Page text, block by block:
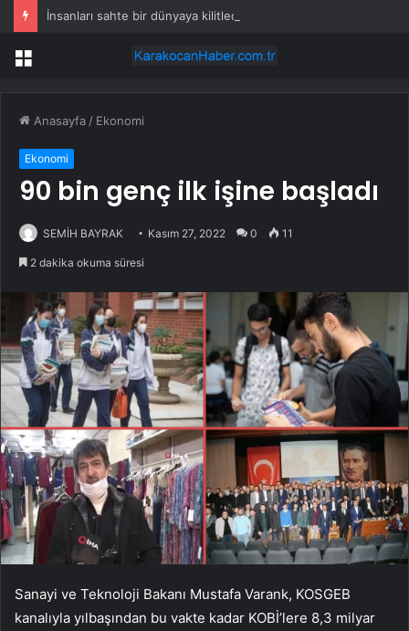
Menü
Anasayfa / Ekonomi
Ekonomi
90 bin genç ilk işine başladı
SEMİH BAYRAK Kasım 27, 2022 0 11
2 dakika okuma süresi
Sanayi ve Teknoloji Bakanı Mustafa Varank, KOSGEB
kanalıyla yılbaşından bu vakte kadar KOBİ’lere 8,3 milyar